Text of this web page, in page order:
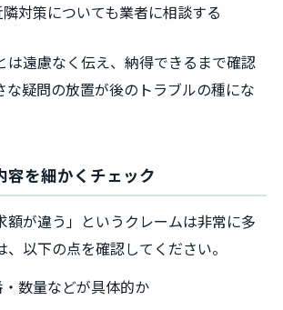
対策についても業者に相談する
は遠慮なく伝え、納得できるまで確認
な疑問の放置が後のトラブルの種にな
容を細かくチェック
額が違う」というクレームは非常に多
以下の点を確認してください。
数量などが具体的か